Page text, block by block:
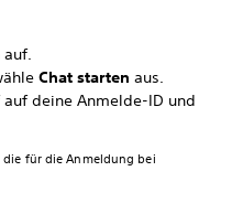
auf.
Chat starten aus.
deine Anmelde-ID und
die für die Anmeldung bei